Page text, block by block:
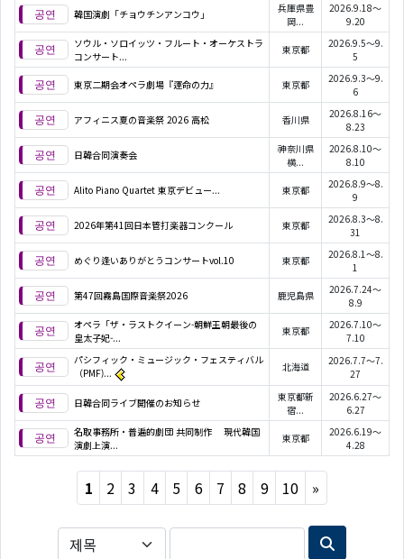
韓国演劇「チョウチンアンコウ」
兵庫県豊
岡...
2026.9.18～
9.20
ソウル・ソロイッツ・フルート・オーケストラ
コンサート...
東京都
2026.9.5～9.
5
東京二期会オペラ劇場『運命の力』 東京都
2026.9.3～9.
6
アフィニス夏の音楽祭 2026 高松 香川県
2026.8.16～
8.23
日韓合同演奏会
神奈川県
横...
2026.8.10～
8.10
Alito Piano Quartet 東京デビュー... 東京都
2026.8.9～8.
9
2026年第41回日本管打楽器コンクール 東京都
2026.8.3～8.
31
めぐり逢いありがとうコンサートvol.10 東京都
2026.8.1～8.
1
第47回霧島国際音楽祭2026 鹿児島県
2026.7.24～
8.9
オペラ「ザ・ラストクイーン-朝鮮王朝最後の
皇太子妃-...
東京都
2026.7.10～
7.10
パシフィック・ミュージック・フェスティバル
（PMF)...
北海道
2026.7.7～7.
27
日韓合同ライブ開催のお知らせ
東京都新
宿...
2026.6.27～
6.27
名取事務所・普遍的劇団 共同制作 現代韓国
演劇上演...
東京都
2026.6.19～
4.28
1 2 3 4 5 6 7 8 9 10 »